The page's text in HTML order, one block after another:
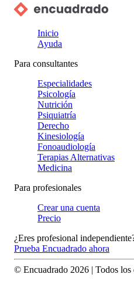
Inicio
Ayuda
Para consultantes
Especialidades
Psicología
Nutrición
Psiquiatría
Derecho
Kinesiología
Fonoaudiología
Terapias Alternativas
Medicina
Para profesionales
Crear una cuenta
Precio
¿Eres profesional
Prueba Encuadrado ahora
© Encuadrado 2026 | Todos los